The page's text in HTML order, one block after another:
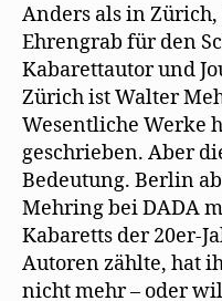
Anders als in Zürich,
Ehrengrab für den
Kabarettautor und
Zürich ist Walter
Wesentliche Werke
geschrieben. Aber
Bedeutung. Berlin
Mehring bei DADA
Kabaretts der 20er-
Autoren zählte, hat
nicht mehr – oder